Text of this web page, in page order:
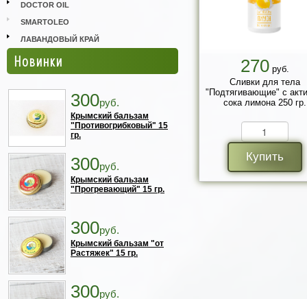
DOCTOR OIL
SMARTOLEO
ЛАВАНДОВЫЙ КРАЙ
Новинки
300руб.
Крымский бальзам
"Противогрибковый" 15
гр.
300руб.
Крымский бальзам
"Прогревающий" 15 гр.
300руб.
Крымский бальзам "от
Растяжек" 15 гр.
300руб.
270руб.
Сливки для тела
"Подтягивающие" с
сока лимона 250 гр.
Купить